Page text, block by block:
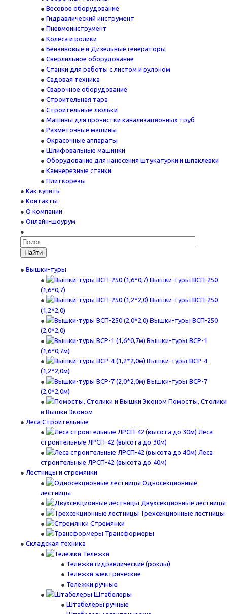
Весовое оборудование
Гидравлический инструмент
Пневмоинструмент
Колеса и ролики
Бензиновые и Дизельные генераторы
Сверлильное оборудование
Станки для работы с листом и рулоном
Садовая техника
Сварочное оборудование
Строительная тара
Строительные люльки
Машины для прочистки канализационных труб
Разметочные машины
Окрасочные аппараты
Шлифовальные машинки
Оборудование для нанесения штукатурки и шпаклевки
Камнерезные станки
Плиткорезы
Как купить
Контакты
О компании
Онлайн-шоурум
Найти
Вышки-туры
Вышки-туры ВСП-250
(1,6*0,7)
Вышки-туры ВСП-250
(1,2*2,0)
Вышки-туры ВСП-250
(2,0*2,0)
Вышки-туры ВСР-1
(1,6*0,7м)
Вышки-туры ВСР-4
(1,2*2,0м)
Вышки-туры ВСР-7
(2,0*2,0м)
Помосты, Столики
и Вышки Эконом
Леса Строительные
Леса
строительные ЛРСП-42 (высота до 30м)
Леса
строительные ЛРСП-42 (высота до 40м)
Лестницы и стремянки
Односекционные
лестницы
Двухсекционные лестницы
Трехсекционные лестницы
Стремянки
Трансформеры
Складская техника
Тележки
Тележки гидравлические (роклы)
Тележки электрические
Тележки ручные
Штабелеры
Штабелеры ручные